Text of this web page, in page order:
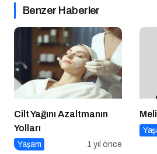
Benzer Haberler
Cilt Yağını Azaltmanın
Yolları
Yaşam 1 yıl önce